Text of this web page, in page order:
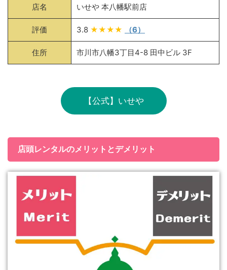
店名 いせや 本八幡駅前店
評価 3.8 ★★★★ （6）
住所 市川市八幡3丁目4-8 田中ビル 3F
【公式】いせや
店頭レンタルのメリットとデメリット